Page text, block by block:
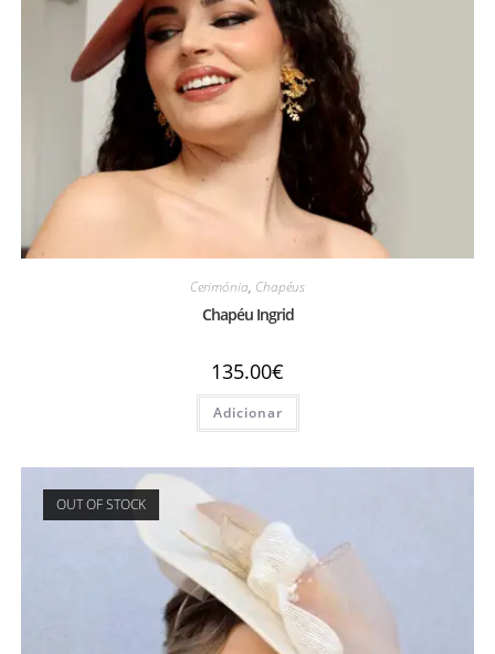
Cerimónia, Chapéus
Chapéu Ingrid
135.00€
Adicionar
OUT OF STOCK